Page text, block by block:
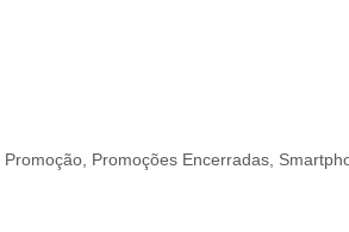
Promoção Promoções Encerradas